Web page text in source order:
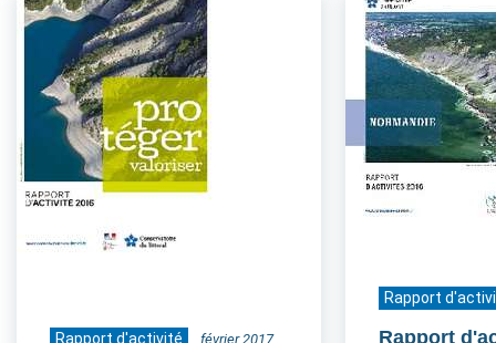
Rapport d'activité février 2017
Rapport
Rapport